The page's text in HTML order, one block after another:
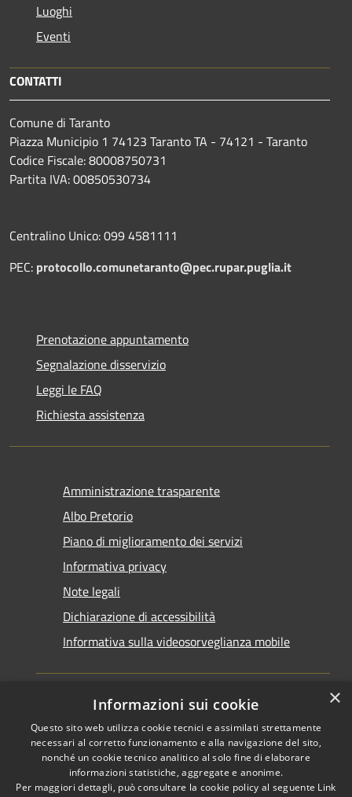
Luoghi
Eventi
CONTATTI
Comune di Taranto
Piazza Municipio 1 74123 Taranto TA - 74121 - Taranto
Codice Fiscale: 80008750731
Partita IVA: 00850530734
Centralino Unico: 099 4581111
PEC: protocollo.comunetaranto@pec.rupar.puglia.it
Prenotazione appuntamento
Segnalazione disservizio
Leggi le FAQ
Richiesta assistenza
Amministrazione trasparente
Albo Pretorio
Piano di miglioramento dei servizi
Informativa privacy
Note legali
Dichiarazione di accessibilità
Informativa sulla videosorveglianza mobile
RSS
Accessibilità
Copyright © 2026 • Comune di
Taranto • Powered by
Municipium•Accesso
×
Informazioni sui cookie
Questo sito web utilizza cookie tecnici e assimilati strettamente
necessari al corretto funzionamento e alla navigazione del sito,
nonché un cookie tecnico analitico al solo fine di elaborare
informazioni statistiche, aggregate e anonime.
Per maggiori dettagli, può consultare la cookie policy al seguente Link